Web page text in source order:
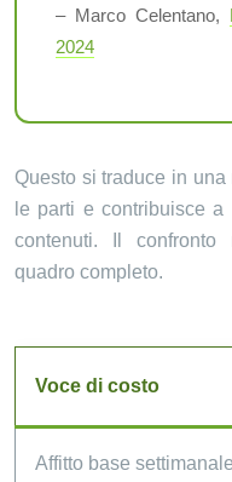
– Marco Celentano,
2024
Questo si traduce in
le parti e contribuisce
contenuti. Il confronto
quadro completo.
Voce di costo
Affitto base settimanale